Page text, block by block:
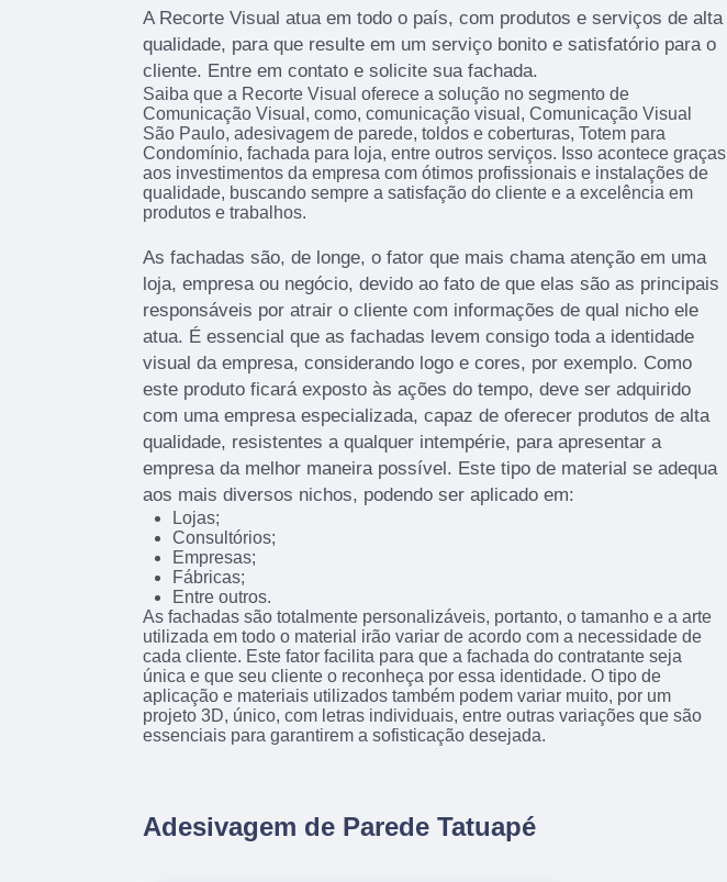
A Recorte Visual atua em todo o país, com produtos e serviços de alta
qualidade, para que resulte em um serviço bonito e satisfatório para o
cliente. Entre em contato e solicite sua fachada.
Saiba que a Recorte Visual oferece a solução no segmento de
Comunicação Visual, como, comunicação visual, Comunicação Visual
São Paulo, adesivagem de parede, toldos e coberturas, Totem para
Condomínio, fachada para loja, entre outros serviços. Isso acontece graças
aos investimentos da empresa com ótimos profissionais e instalações de
qualidade, buscando sempre a satisfação do cliente e a excelência em
produtos e trabalhos.
As fachadas são, de longe, o fator que mais chama atenção em uma
loja, empresa ou negócio, devido ao fato de que elas são as principais
responsáveis por atrair o cliente com informações de qual nicho ele
atua. É essencial que as fachadas levem consigo toda a identidade
visual da empresa, considerando logo e cores, por exemplo. Como
este produto ficará exposto às ações do tempo, deve ser adquirido
com uma empresa especializada, capaz de oferecer produtos de alta
qualidade, resistentes a qualquer intempérie, para apresentar a
empresa da melhor maneira possível. Este tipo de material se adequa
aos mais diversos nichos, podendo ser aplicado em:
Lojas;
Consultórios;
Empresas;
Fábricas;
Entre outros.
As fachadas são totalmente personalizáveis, portanto, o tamanho e a arte
utilizada em todo o material irão variar de acordo com a necessidade de
cada cliente. Este fator facilita para que a fachada do contratante seja
única e que seu cliente o reconheça por essa identidade. O tipo de
aplicação e materiais utilizados também podem variar muito, por um
projeto 3D, único, com letras individuais, entre outras variações que são
essenciais para garantirem a sofisticação desejada.
Adesivagem de Parede Tatuapé